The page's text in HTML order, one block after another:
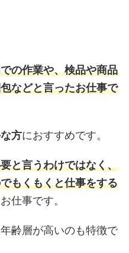
の作業や、検品や商品
などと言ったお仕事で
方におすすめです。
と言うわけではなく、
もくもくと仕事をする
仕事です。
齢層が高いのも特徴で